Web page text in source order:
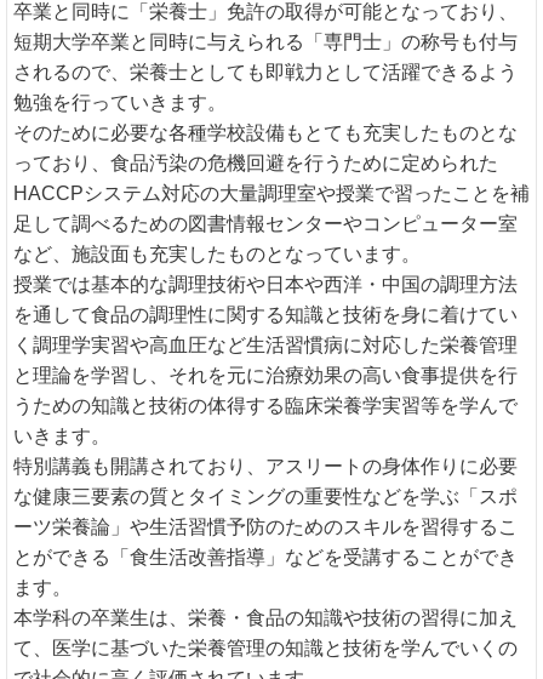
卒業と同時に「栄養士」免許の取得が可能となっており、
短期大学卒業と同時に与えられる「専門士」の称号も付与
されるので、栄養士としても即戦力として活躍できるよう
勉強を行っていきます。
そのために必要な各種学校設備もとても充実したものとな
っており、食品汚染の危機回避を行うために定められた
HACCPシステム対応の大量調理室や授業で習ったことを補
足して調べるための図書情報センターやコンピューター室
など、施設面も充実したものとなっています。
授業では基本的な調理技術や日本や西洋・中国の調理方法
を通して食品の調理性に関する知識と技術を身に着けてい
く調理学実習や高血圧など生活習慣病に対応した栄養管理
と理論を学習し、それを元に治療効果の高い食事提供を行
うための知識と技術の体得する臨床栄養学実習等を学んで
いきます。
特別講義も開講されており、アスリートの身体作りに必要
な健康三要素の質とタイミングの重要性などを学ぶ「スポ
ーツ栄養論」や生活習慣予防のためのスキルを習得するこ
とができる「食生活改善指導」などを受講することができ
ます。
本学科の卒業生は、栄養・食品の知識や技術の習得に加え
て、医学に基づいた栄養管理の知識と技術を学んでいくの